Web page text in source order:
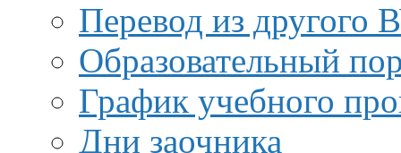
Перевод из другого
Образовательный
График учебного
Дни заочника